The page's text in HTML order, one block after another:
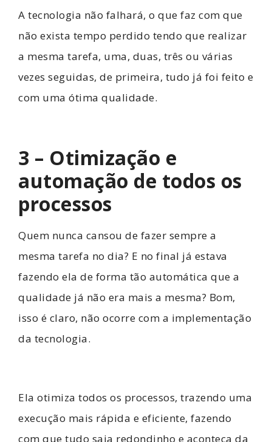
A tecnologia não falhará, o que faz com que
não exista tempo perdido tendo que realizar
a mesma tarefa, uma, duas, três ou várias
vezes seguidas, de primeira, tudo já foi feito e
com uma ótima qualidade.
3 – Otimização e
automação de todos os
processos
Quem nunca cansou de fazer sempre a
mesma tarefa no dia? E no final já estava
fazendo ela de forma tão automática que a
qualidade já não era mais a mesma? Bom,
isso é claro, não ocorre com a implementação
da tecnologia.
Ela otimiza todos os processos, trazendo uma
execução mais rápida e eficiente, fazendo
com que tudo saia redondinho e aconteça da